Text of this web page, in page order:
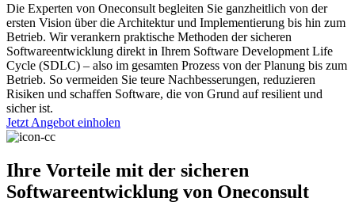
Die Experten von Oneconsult begleiten Sie ganzheitlich von der
ersten Vision über die Architektur und Implementierung bis hin zum
Betrieb. Wir verankern praktische Methoden der sicheren
Softwareentwicklung direkt in Ihrem Software Development Life
Cycle (SDLC) – also im gesamten Prozess von der Planung bis zum
Betrieb. So vermeiden Sie teure Nachbesserungen, reduzieren
Risiken und schaffen Software, die von Grund auf resilient und
sicher ist.
Jetzt Angebot einholen
Ihre Vorteile mit der sicheren
Softwareentwicklung von Oneconsult